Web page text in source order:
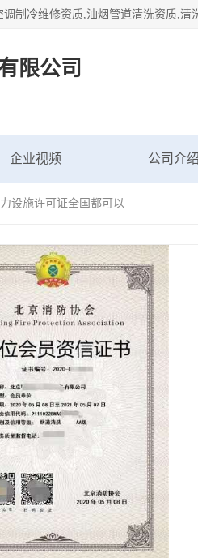
限公司
企业视频 公司介绍
设施许可证全国都可以